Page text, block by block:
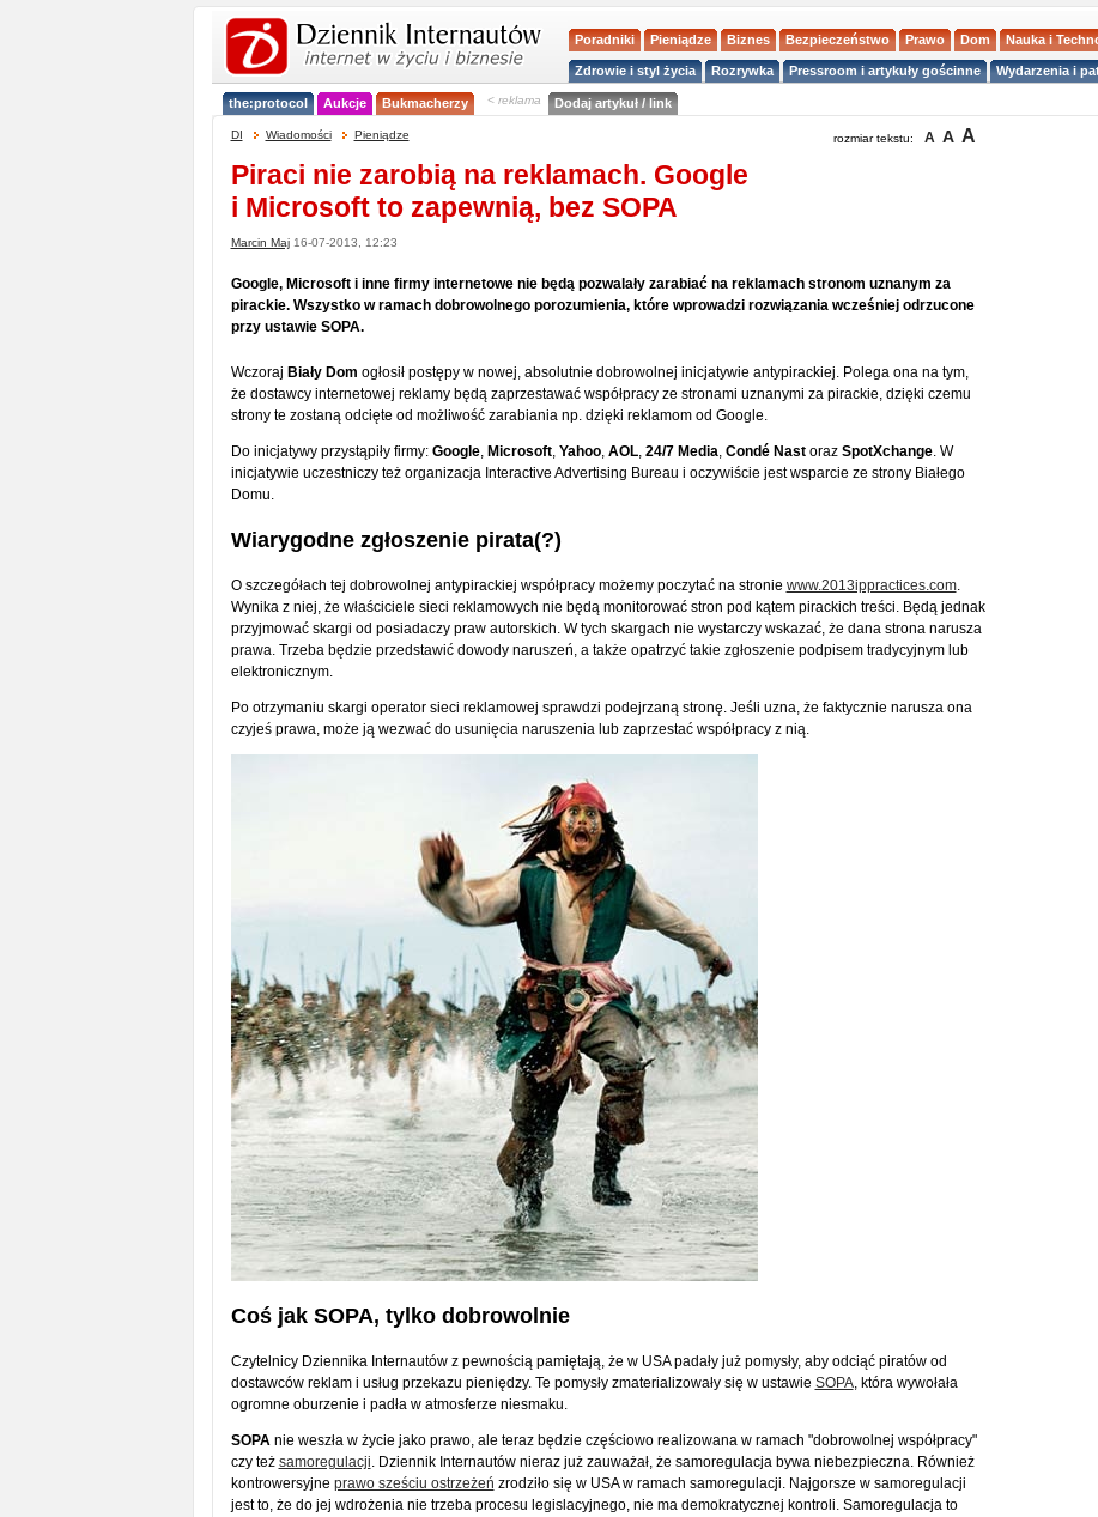
Poradniki Pieniądze Biznes Bezpieczeństwo Prawo Dom Nauka i
Zdrowie i styl życia Rozrywka Pressroom i artykuły gościnne Wydarzenia i
the:protocol Aukcje Bukmacherzy < reklama Dodaj artykuł / link
DI Wiadomości Pieniądze rozmiar tekstu: A A A
Piraci nie zarobią na reklamach. Google
i Microsoft to zapewnią, bez SOPA
Marcin Maj16-07-2013, 12:23
Google, Microsoft i inne firmy internetowe nie będą pozwalały zarabiać na reklamach stronom uznanym za
pirackie. Wszystko w ramach dobrowolnego porozumienia, które wprowadzi rozwiązania wcześniej odrzucone
przy ustawie SOPA.
Wczoraj Biały Dom ogłosił postępy w nowej, absolutnie dobrowolnej inicjatywie antypirackiej. Polega ona na tym,
że dostawcy internetowej reklamy będą zaprzestawać współpracy ze stronami uznanymi za pirackie, dzięki czemu
strony te zostaną odcięte od możliwość zarabiania np. dzięki reklamom od Google.
Do inicjatywy przystąpiły firmy: Google, Microsoft, Yahoo, AOL, 24/7 Media, Condé Nastoraz SpotXchange. W
inicjatywie uczestniczy też organizacja Interactive Advertising Bureau i oczywiście jest wsparcie ze strony Białego
Domu.
Wiarygodne zgłoszenie pirata(?)
O szczegółach tej dobrowolnej antypirackiej współpracy możemy poczytać na stronie www.2013ippractices.com.
Wynika z niej, że właściciele sieci reklamowych nie będą monitorować stron pod kątem pirackich treści. Będą jednak
przyjmować skargi od posiadaczy praw autorskich. W tych skargach nie wystarczy wskazać, że dana strona narusza
prawa. Trzeba będzie przedstawić dowody naruszeń, a także opatrzyć takie zgłoszenie podpisem tradycyjnym lub
elektronicznym.
Po otrzymaniu skargi operator sieci reklamowej sprawdzi podejrzaną stronę. Jeśli uzna, że faktycznie narusza ona
czyjeś prawa, może ją wezwać do usunięcia naruszenia lub zaprzestać współpracy z nią.
Coś jak SOPA, tylko dobrowolnie
Czytelnicy Dziennika Internautów z pewnością pamiętają, że w USA padały już pomysły, aby odciąć piratów od
dostawców reklam i usług przekazu pieniędzy. Te pomysły zmaterializowały się w ustawie SOPA, która wywołała
ogromne oburzenie i padła w atmosferze niesmaku.
SOPAnie weszła w życie jako prawo, ale teraz będzie częściowo realizowana w ramach "dobrowolnej współpracy"
czy też samoregulacji. Dziennik Internautów nieraz już zauważał, że samoregulacja bywa niebezpieczna. Również
kontrowersyjne prawo sześciu ostrzeżeń zrodziło się w USA w ramach samoregulacji. Najgorsze w samoregulacji
jest to, że do jej wdrożenia nie trzeba procesu legislacyjnego, nie ma demokratycznej kontroli. Samoregulacja to